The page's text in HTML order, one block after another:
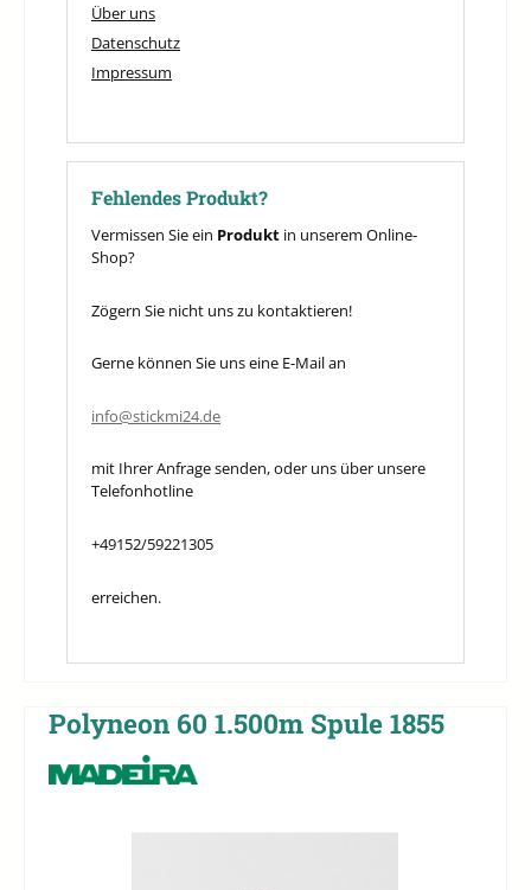
Über uns
Datenschutz
Impressum
Fehlendes Produkt?
Vermissen Sie ein Produkt in unserem Online-
Shop?
Zögern Sie nicht uns zu kontaktieren!
Gerne können Sie uns eine E-Mail an
info@stickmi24.de
mit Ihrer Anfrage senden, oder uns über unsere
Telefonhotline
+49152/59221305
erreichen.
Polyneon 60 1.500m Spule 1855